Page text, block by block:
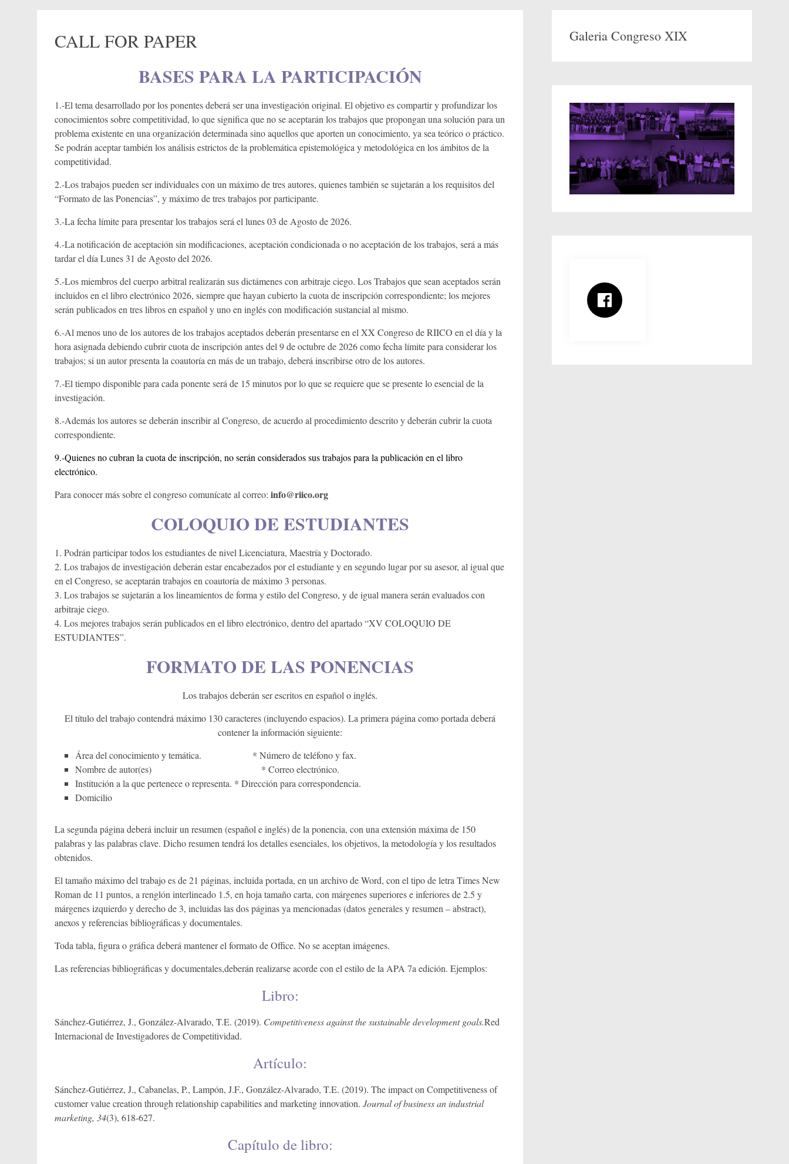
CALL FOR PAPER
BASES PARA LA PARTICIPACIÓN
1.-El tema desarrollado por los ponentes deberá ser una investigación original. El objetivo es compartir y profundizar los
conocimientos sobre competitividad, lo que significa que no se aceptarán los trabajos que propongan una solución para un
problema existente en una organización determinada sino aquellos que aporten un conocimiento, ya sea teórico o práctico.
Se podrán aceptar también los análisis estrictos de la problemática epistemológica y metodológica en los ámbitos de la
competitividad.
2.-Los trabajos pueden ser individuales con un máximo de tres autores, quienes también se sujetarán a los requisitos del
“Formato de las Ponencias”, y máximo de tres trabajos por participante.
3.-La fecha límite para presentar los trabajos será el lunes 03 de Agosto de 2026.
4.-La notificación de aceptación sin modificaciones, aceptación condicionada o no aceptación de los trabajos, será a más
tardar el día Lunes 31 de Agosto del 2026.
5.-Los miembros del cuerpo arbitral realizarán sus dictámenes con arbitraje ciego. Los Trabajos que sean aceptados serán
incluidos en el libro electrónico 2026, siempre que hayan cubierto la cuota de inscripción correspondiente; los mejores
serán publicados en tres libros en español y uno en inglés con modificación sustancial al mismo.
6.-Al menos uno de los autores de los trabajos aceptados deberán presentarse en el XX Congreso de RIICO en el día y la
hora asignada debiendo cubrir cuota de inscripción antes del 9 de octubre de 2026 como fecha límite para considerar los
trabajos; si un autor presenta la coautoría en más de un trabajo, deberá inscribirse otro de los autores.
7.-El tiempo disponible para cada ponente será de 15 minutos por lo que se requiere que se presente lo esencial de la
investigación.
8.-Además los autores se deberán inscribir al Congreso, de acuerdo al procedimiento descrito y deberán cubrir la cuota
correspondiente.
9.-Quienes no cubran la cuota de inscripción, no serán considerados sus trabajos para la publicación en el libro
electrónico.
Para conocer más sobre el congreso comunícate al correo: info@riico.org
COLOQUIO DE ESTUDIANTES
1. Podrán participar todos los estudiantes de nivel Licenciatura, Maestría y Doctorado.
2. Los trabajos de investigación deberán estar encabezados por el estudiante y en segundo lugar por su asesor, al igual que
en el Congreso, se aceptarán trabajos en coautoría de máximo 3 personas.
3. Los trabajos se sujetarán a los lineamientos de forma y estilo del Congreso, y de igual manera serán evaluados con
arbitraje ciego.
4. Los mejores trabajos serán publicados en el libro electrónico, dentro del apartado “XV COLOQUIO DE
ESTUDIANTES”.
FORMATO DE LAS PONENCIAS
Los trabajos deberán ser escritos en español o inglés.
El título del trabajo contendrá máximo 130 caracteres (incluyendo espacios). La primera página como portada deberá
contener la información siguiente:
Área del conocimiento y temática. * Número de teléfono y fax.
Nombre de autor(es) * Correo electrónico.
Institución a la que pertenece o representa. * Dirección para correspondencia.
Domicilio
La segunda página deberá incluir un resumen (español e inglés) de la ponencia, con una extensión máxima de 150
palabras y las palabras clave. Dicho resumen tendrá los detalles esenciales, los objetivos, la metodología y los resultados
obtenidos.
El tamaño máximo del trabajo es de 21 páginas, incluida portada, en un archivo de Word, con el tipo de letra Times New
Roman de 11 puntos, a renglón interlineado 1.5, en hoja tamaño carta, con márgenes superiores e inferiores de 2.5 y
márgenes izquierdo y derecho de 3, incluidas las dos páginas ya mencionadas (datos generales y resumen – abstract),
anexos y referencias bibliográficas y documentales.
Toda tabla, figura o gráfica deberá mantener el formato de Office. No se aceptan imágenes.
Las referencias bibliográficas y documentales,deberán realizarse acorde con el estilo de la APA 7a edición. Ejemplos:
Libro:
Sánchez-Gutiérrez, J., González-Alvarado, T.E. (2019). Competitiveness against the sustainable development goals.Red
Internacional de Investigadores de Competitividad.
Artículo:
Sánchez-Gutiérrez, J., Cabanelas, P., Lampón, J.F., González-Alvarado, T.E. (2019). The impact on Competitiveness of
customer value creation through relationship capabilities and marketing innovation. Journal of business an industrial
marketing, 34(3), 618-627.
Capítulo de libro:
Galeria Congreso XIX